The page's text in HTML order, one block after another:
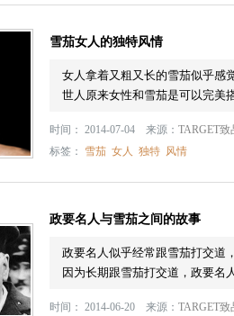
雪茄女人的独特风情
女人拿着又粗又长的雪茄似乎感
世人原来女性和雪茄是可以完美
时间： 2014-07-04 来源： TARGET致
标签： 雪茄 女人 独特 风情
政要名人与雪茄之间的故事
政要名人似乎经常跟雪茄打交道
因为长期跟雪茄打交道，政要
时间： 2014-06-20 来源： TARGET致